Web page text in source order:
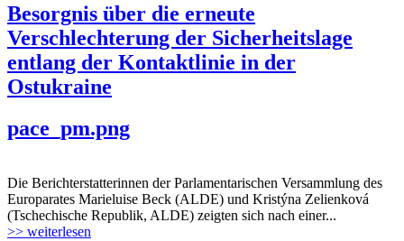
Besorgnis über die erneute
Verschlechterung der Sicherheitslage
entlang der Kontaktlinie in der
Ostukraine
pace_pm.png
Die Berichterstatterinnen der Parlamentarischen Versammlung des
Europarates Marieluise Beck (ALDE) und Kristýna Zelienková
(Tschechische Republik, ALDE) zeigten sich nach einer...
>> weiterlesen